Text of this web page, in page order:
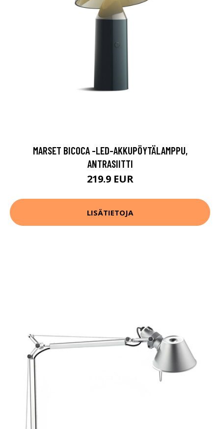
MARSET BICOCA -LED-AKKUPÖYTÄLAMPPU,
ANTRASIITTI
219.9 EUR
LISÄTIETOJA